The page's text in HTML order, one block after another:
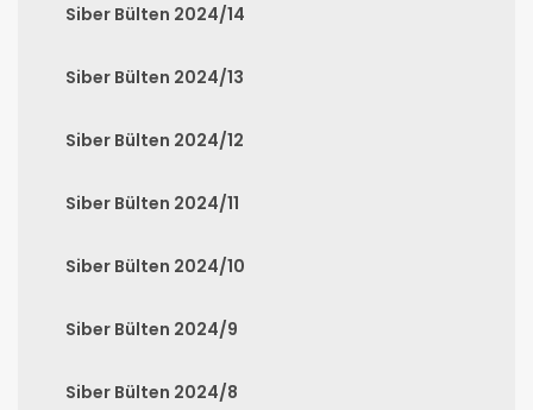
Siber Bülten 2024/14
Siber Bülten 2024/13
Siber Bülten 2024/12
Siber Bülten 2024/11
Siber Bülten 2024/10
Siber Bülten 2024/9
Siber Bülten 2024/8